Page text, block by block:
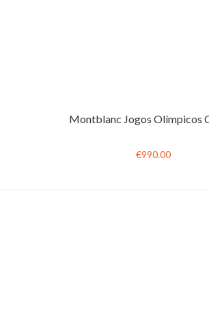
Montblanc Jogos Olímpicos
€990.00